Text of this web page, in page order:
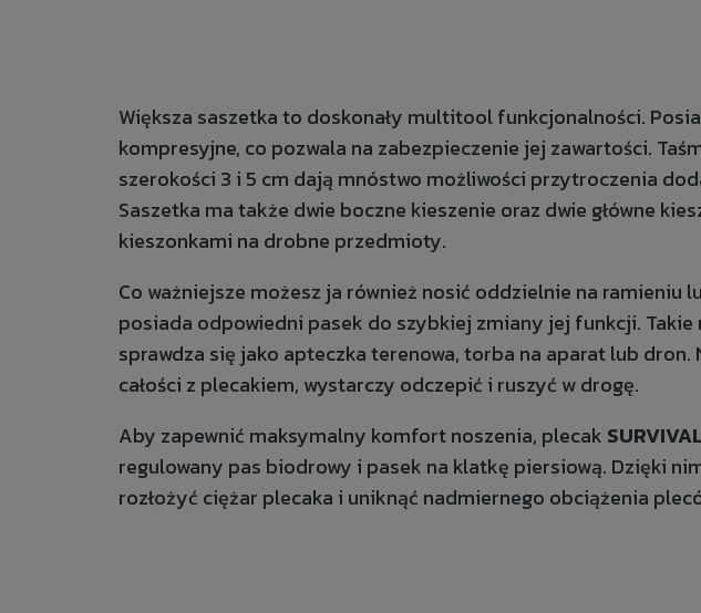
Większa saszetka to doskonały multitool funkcjonalności.
kompresyjne, co pozwala na zabezpieczenie jej zawartości.
szerokości 3 i 5 cm dają mnóstwo możliwości przytroczenia
Saszetka ma także dwie boczne kieszenie oraz dwie główne
kieszonkami na drobne przedmioty.
Co ważniejsze możesz ja również nosić oddzielnie na ramieniu
posiada odpowiedni pasek do szybkiej zmiany jej funkcji.
sprawdza się jako apteczka terenowa, torba na aparat lub
całości z plecakiem, wystarczy odczepić i ruszyć w drogę.
Aby zapewnić maksymalny komfort noszenia, plecak
regulowany pas biodrowy i pasek na klatkę piersiową. Dzięki
rozłożyć ciężar plecaka i uniknąć nadmiernego obciążenia